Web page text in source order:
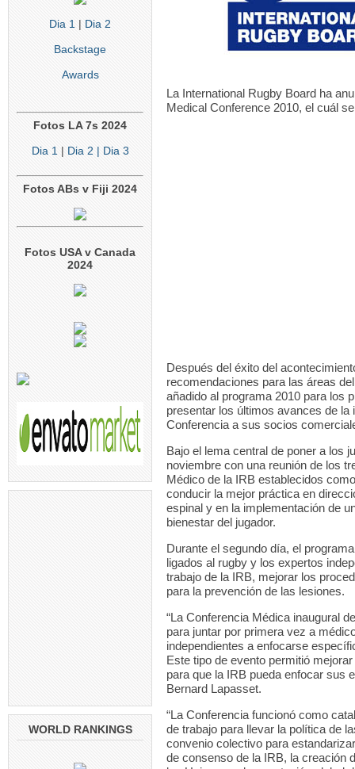
Dia 1 | Dia 2
Backstage
Awards
Fotos LA 7s 2024
Dia 1 | Dia 2 | Dia 3
Fotos ABs v Fiji 2024
Fotos USA v Canada
2024
WORLD RANKINGS
La International Rugby Board ha
Medical Conference 2010, el cuál
Después del éxito del
recomendaciones para las áreas
añadido al programa 2010 para los
presentar los últimos avances de
Conferencia a sus socios
Bajo el lema central de poner a los
noviembre con una reunión de los
Médico de la IRB establecidos
conducir la mejor práctica en
espinal y en la implementación de
bienestar del jugador.
Durante el segundo día, el
ligados al rugby y los expertos
trabajo de la IRB, mejorar los
para la prevención de las lesiones.
“La Conferencia Médica inaugural
para juntar por primera vez a
independientes a enfocarse
Este tipo de evento permitió
para que la IRB pueda enfocar sus
Bernard Lapasset.
“La Conferencia funcionó como
de trabajo para llevar la política de
convenio colectivo para
de consenso de la IRB, la creación
RUGBY
Ramos de